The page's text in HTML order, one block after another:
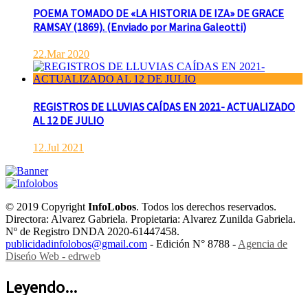
POEMA TOMADO DE «LA HISTORIA DE IZA» DE GRACE
RAMSAY (1869). (Enviado por Marina Galeotti)
22.Mar 2020
REGISTROS DE LLUVIAS CAÍDAS EN 2021- ACTUALIZADO
AL 12 DE JULIO
12.Jul 2021
© 2019 CopyrightInfoLobos. Todos los derechos reservados.
Directora: Alvarez Gabriela. Propietaria: Alvarez Zunilda Gabriela.
Nº de Registro DNDA 2020-61447458.
publicidadinfolobos@gmail.com - Edición N° 8788 -Agencia de
Diseńo Web - edrweb
Leyendo...